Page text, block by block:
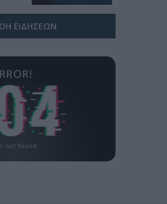
ΕΙΔΗΣΕΩΝ